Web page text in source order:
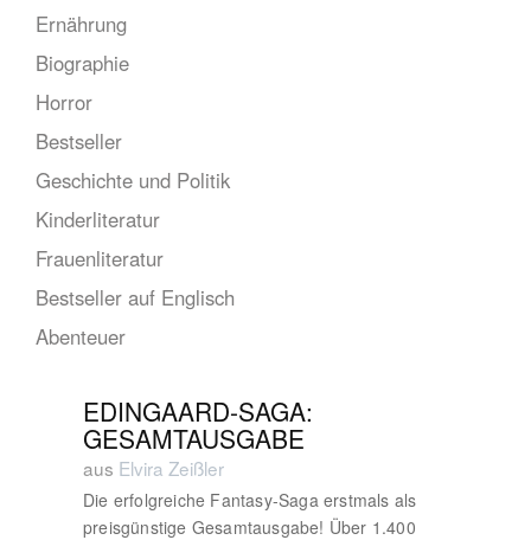
Ernährung
Biographie
Horror
Bestseller
Geschichte und Politik
Kinderliteratur
Frauenliteratur
Bestseller auf Englisch
Abenteuer
EDINGAARD-SAGA:
GESAMTAUSGABE
aus Elvira Zeißler
Die erfolgreiche Fantasy-Saga erstmals als
preisgünstige Gesamtausgabe! Über 1.400